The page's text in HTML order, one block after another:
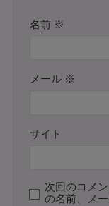
名前 ※
メール ※
サイト
次回のコメ
の名前、メ